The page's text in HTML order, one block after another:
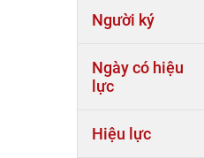
Người ký
Ngày có hiệu
lực
Hiệu lực